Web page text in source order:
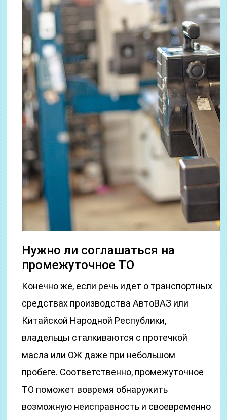
Нужно ли соглашаться на
промежуточное ТО
Конечно же, если речь идет о транспортных
средствах производства АвтоВАЗ или
Китайской Народной Республики,
владельцы сталкиваются с протечкой
масла или ОЖ даже при небольшом
пробеге. Соответственно, промежуточное
ТО поможет вовремя обнаружить
возможную неисправность и своевременно